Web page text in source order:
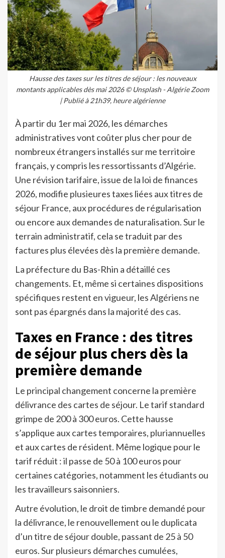
Hausse des taxes sur les titres de séjour : les nouveaux
montants applicables dès mai 2026 © Unsplash - Algérie Zoom
| Publié à 21h39, heure algérienne
À partir du 1er mai 2026, les démarches
administratives vont coûter plus cher pour de
nombreux étrangers installés sur me territoire
français, y compris les ressortissants d’Algérie.
Une révision tarifaire, issue de la loi de finances
2026, modifie plusieures taxes liées aux titres de
séjour France, aux procédures de régularisation
ou encore aux demandes de naturalisation. Sur le
terrain administratif, cela se traduit par des
factures plus élevées dès la première demande.
La préfecture du Bas-Rhin a détaillé ces
changements. Et, même si certaines dispositions
spécifiques restent en vigueur, les Algériens ne
sont pas épargnés dans la majorité des cas.
Taxes en France : des titres
de séjour plus chers dès la
première demande
Le principal changement concerne la première
délivrance des cartes de séjour. Le tarif standard
grimpe de 200 à 300 euros. Cette hausse
s’applique aux cartes temporaires, pluriannuelles
et aux cartes de résident. Même logique pour le
tarif réduit : il passe de 50 à 100 euros pour
certaines catégories, notamment les étudiants ou
les travailleurs saisonniers.
Autre évolution, le droit de timbre demandé pour
la délivrance, le renouvellement ou le duplicata
d’un titre de séjour double, passant de 25 à 50
euros. Sur plusieurs démarches cumulées,